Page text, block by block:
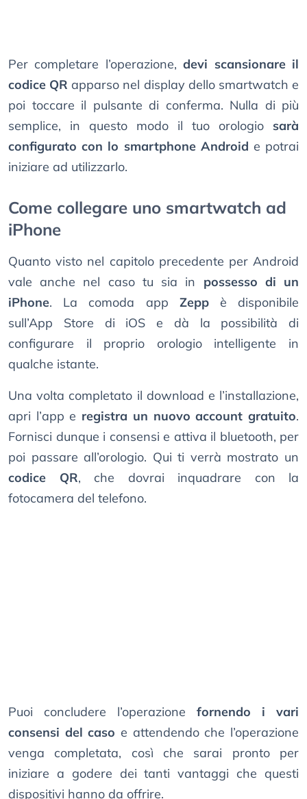
Per completare l’operazione,devi scansionare il
codice QR apparso nel display dello smartwatch e
poi toccare il pulsante di conferma. Nulla di più
semplice, in questo modo il tuo orologio sarà
configurato con lo smartphone Android e potrai
iniziare ad utilizzarlo.
Come collegare uno smartwatch ad
iPhone
Quanto visto nel capitolo precedente per Android
vale anche nel caso tu sia in possesso di un
iPhone. La comoda app Zeppè disponibile
sull’App Store di iOS e dà la possibilità di
configurare il proprio orologio intelligente in
qualche istante.
Una volta completato il download e l’installazione,
apri l’app e registra un nuovo account gratuito.
Fornisci dunque i consensi e attiva il bluetooth, per
poi passare all’orologio. Qui ti verrà mostrato un
codice QR, che dovrai inquadrare con la
fotocamera del telefono.
Puoi concludere l’operazione fornendo i vari
consensi del caso e attendendo che l’operazione
venga completata, così che sarai pronto per
iniziare a godere dei tanti vantaggi che questi
dispositivi hanno da offrire.